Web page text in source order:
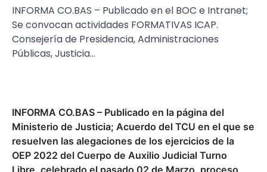
INFORMA CO.BAS – Publicado en el BOC e Intranet;
Se convocan actividades FORMATIVAS ICAP.
Consejería de Presidencia, Administraciones
Públicas, Justicia…
INFORMA CO.BAS – Publicado en la página del
Ministerio de Justicia; Acuerdo del TCU en el que se
resuelven las alegaciones de los ejercicios de la
OEP 2022 del Cuerpo de Auxilio Judicial Turno